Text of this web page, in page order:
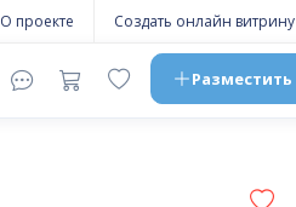
О проекте Создать онлайн витрину
Разместить